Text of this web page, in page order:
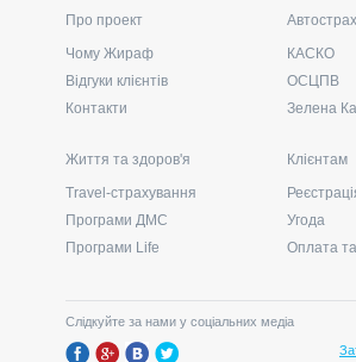
Про проект
Чому Жираф
Відгуки клієнтів
Контакти
КАСКО
ОСЦПВ
Зелена
Життя та здоров'я
Travel-страхування
Програми ДМС
Програми Life
Клієнтам
Угода
Оплата
Слідкуйте за нами у соціальних медіа